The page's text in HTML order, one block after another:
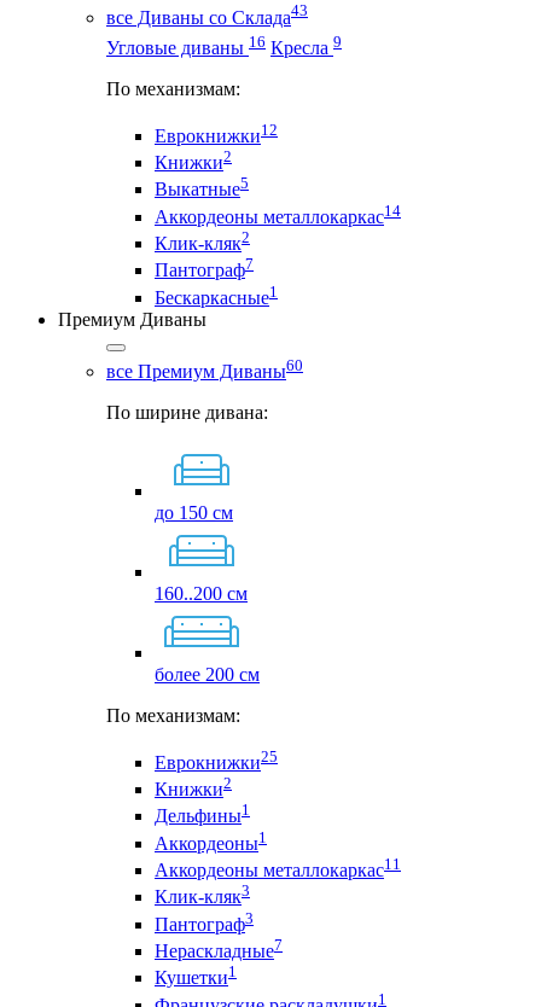
все Диваны со Склада43
Угловые диваны 16 Кресла 9
По механизмам:
Еврокнижки12
Книжки2
Выкатные5
Аккордеоны металлокаркас14
Клик-кляк2
Пантограф7
Бескаркасные1
Премиум Диваны
все Премиум Диваны60
По ширине дивана:
до 150 см
160..200 см
более 200 см
По механизмам:
Еврокнижки25
Книжки2
Дельфины1
Аккордеоны1
Аккордеоны металлокаркас11
Клик-кляк3
Пантограф3
Нераскладные7
Кушетки1
1